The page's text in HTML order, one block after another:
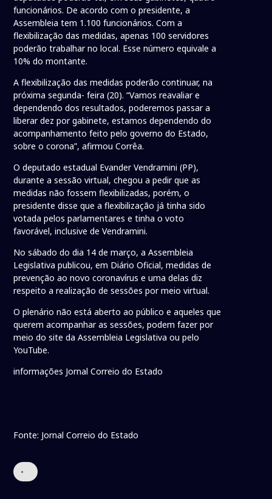
funcionários. De acordo com o presidente, a
Assembleia tem 1.100 funcionários. Com a
flexibilização das medidas, apenas 100 servidores
poderão trabalhar no local. Esse número equivale a
10% do montante.
A flexibilização das medidas poderão continuar, na
próxima segunda- feira (20). “Vamos reavaliar e
dependendo dos resultados, poderemos passar a
liberar dez por gabinete, estamos dependendo do
acompanhamento feito pelo governo do Estado,
sobre o corona”, afirmou Corrêa.
O deputado estadual Evander Vendramini (PP),
durante a sessão virtual, chegou a pedir que as
medidas não fossem flexibilizadas, porém, o
presidente disse que a flexibilização já tinha sido
votada pelos parlamentares e tinha o voto
favorável, inclusive de Vendramini.
No sábado do dia 14 de março, a Assembleia
Legislativa publicou, em Diário Oficial, medidas de
prevenção ao novo coronavírus e uma delas diz
respeito a realização de sessões por meio virtual.
O plenário não está aberto ao público e aqueles que
querem acompanhar as sessões, podem fazer por
meio do site da Assembleia Legislativa ou pelo
YouTube.
informações Jornal Correio do Estado
Fonte: Jornal Correio do Estado
•